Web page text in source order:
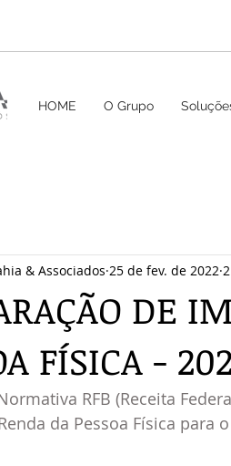
HOME O Grupo
DE
FÍSICA -
& Associados 25 de fev. de 2022
RFB (Receita
da Pessoa Física para